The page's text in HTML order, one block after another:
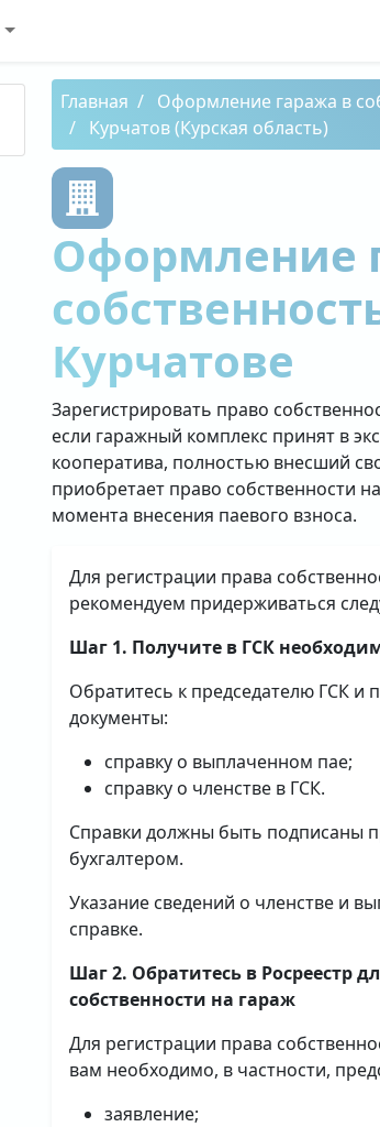
Главная
Оформление гаража в
Курчатов (Курская область)
Оформление
Курчатове
Зарегистрировать право
если гаражный комплекс принят в
кооператива, полностью внесший
приобретает право собственности
момента внесения паевого взноса.
Для регистрации права
рекомендуем придерживаться
Шаг 1. Получите в ГСК
Обратитесь к председателю ГСК и
документы:
справку о выплаченном пае;
справку о членстве в ГСК.
Справки должны быть подписаны
бухгалтером.
Указание сведений о членстве и
справке.
Шаг 2. Обратитесь в Росреестр
собственности на гараж
Для регистрации права
вам необходимо, в частности,
заявление;